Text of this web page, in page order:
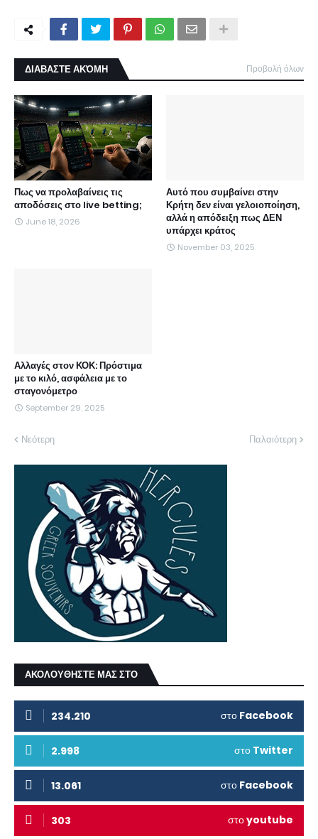
ΔΙΑΒΑΣΤΕ ΑΚΌΜΗ Προβολή όλων
Πως να προλαβαίνεις τις
αποδόσεις στο live betting;
June 18, 2026
Αυτό που συμβαίνει στην
Κρήτη δεν είναι γελοιοποίηση,
αλλά η απόδειξη πως ΔΕΝ
υπάρχει κράτος
November 03, 2025
Αλλαγές στον ΚΟΚ: Πρόστιμα
με το κιλό, ασφάλεια με το
σταγονόμετρο
September 29, 2025
Νεότερη Παλαιότερη
ΑΚΟΛΟΥΘΗΣΤΕ ΜΑΣ ΣΤΟ
234.210 στο Facebook
2.998 στο Twitter
13.061 στο Facebook
303 στοyoutube